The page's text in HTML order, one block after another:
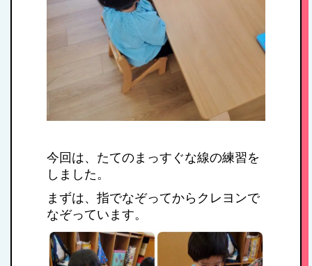
今回は、たてのまっすぐな線の練習を
しました。
まずは、指でなぞってからクレヨンで
なぞっています。